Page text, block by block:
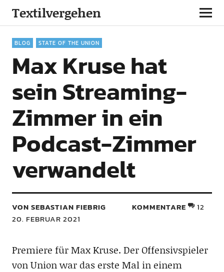
Textilvergehen
BLOG STATE OF THE UNION
Max Kruse hat
sein Streaming-
Zimmer in ein
Podcast-Zimmer
verwandelt
VON SEBASTIAN FIEBRIG
20. FEBRUAR 2021
KOMMENTARE 12
Premiere für Max Kruse. Der Offensivspieler
von Union war das erste Mal in einem